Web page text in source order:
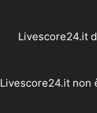
Livescore24.it
Livescore24.it non